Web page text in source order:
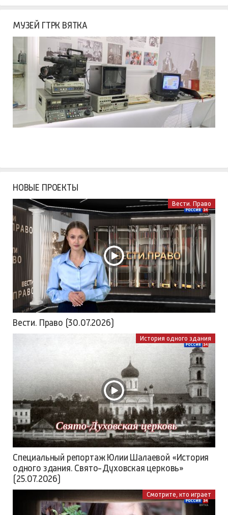
МУЗЕЙ ГТРК ВЯТКА
НОВЫЕ ПРОЕКТЫ
Вести. Право
Вести. Право (30.07.2026)
История одного здания
Специальный репортаж Юлии Шалаевой «История
одного здания. Свято-Духовская церковь»
(25.07.2026)
Смотрите, кто играет